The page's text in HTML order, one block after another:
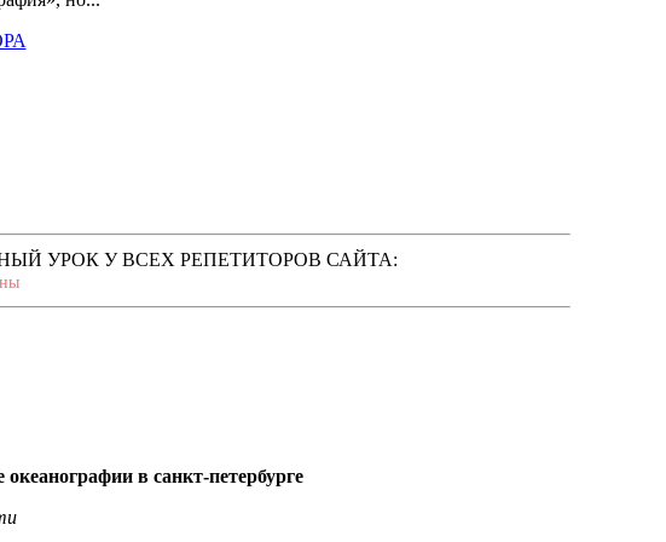
УРОК У ВСЕХ РЕПЕТИТОРОВ САЙТА:
в санкт-петербурге